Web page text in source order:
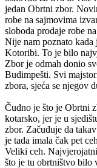
jedan Obrtni zbor.
robe na sajmovima
sloboda prodaje robe
Nije nam poznato
Kotoribi. To je bilo
Zbor je odmah donio
Budimpešti. Svi
zbora, sjeća se njegov
Čudno je što je Obrtni
kotarsko, jer je u
zbor. Začuđuje da
je tada imala čak pet
Veliki ceh.
što je tu obrtništvo bilo